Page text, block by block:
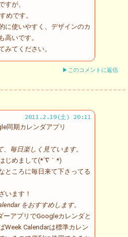
すが、
めです。
に使いやすく、デザインのカ
高いです。
みてください。
▶このコメントに返信
2011.2.19(土) 20:11
同期カレンダアプリ
、毎日楽しく見ています。
じめまして(*´∇｀*)
ころに毎日来て下さってる
います！
をおすすめします。
ーアプリでGoogleカレンダと
Week Calendarは標準カレン